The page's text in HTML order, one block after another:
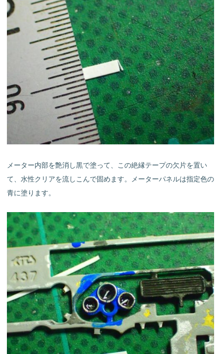
メーター内部を艶消し黒で塗って、この絶縁テープの欠片を置い
て、水性クリアを流しこんで固めます。メーターパネルは指定色の
青に塗ります。